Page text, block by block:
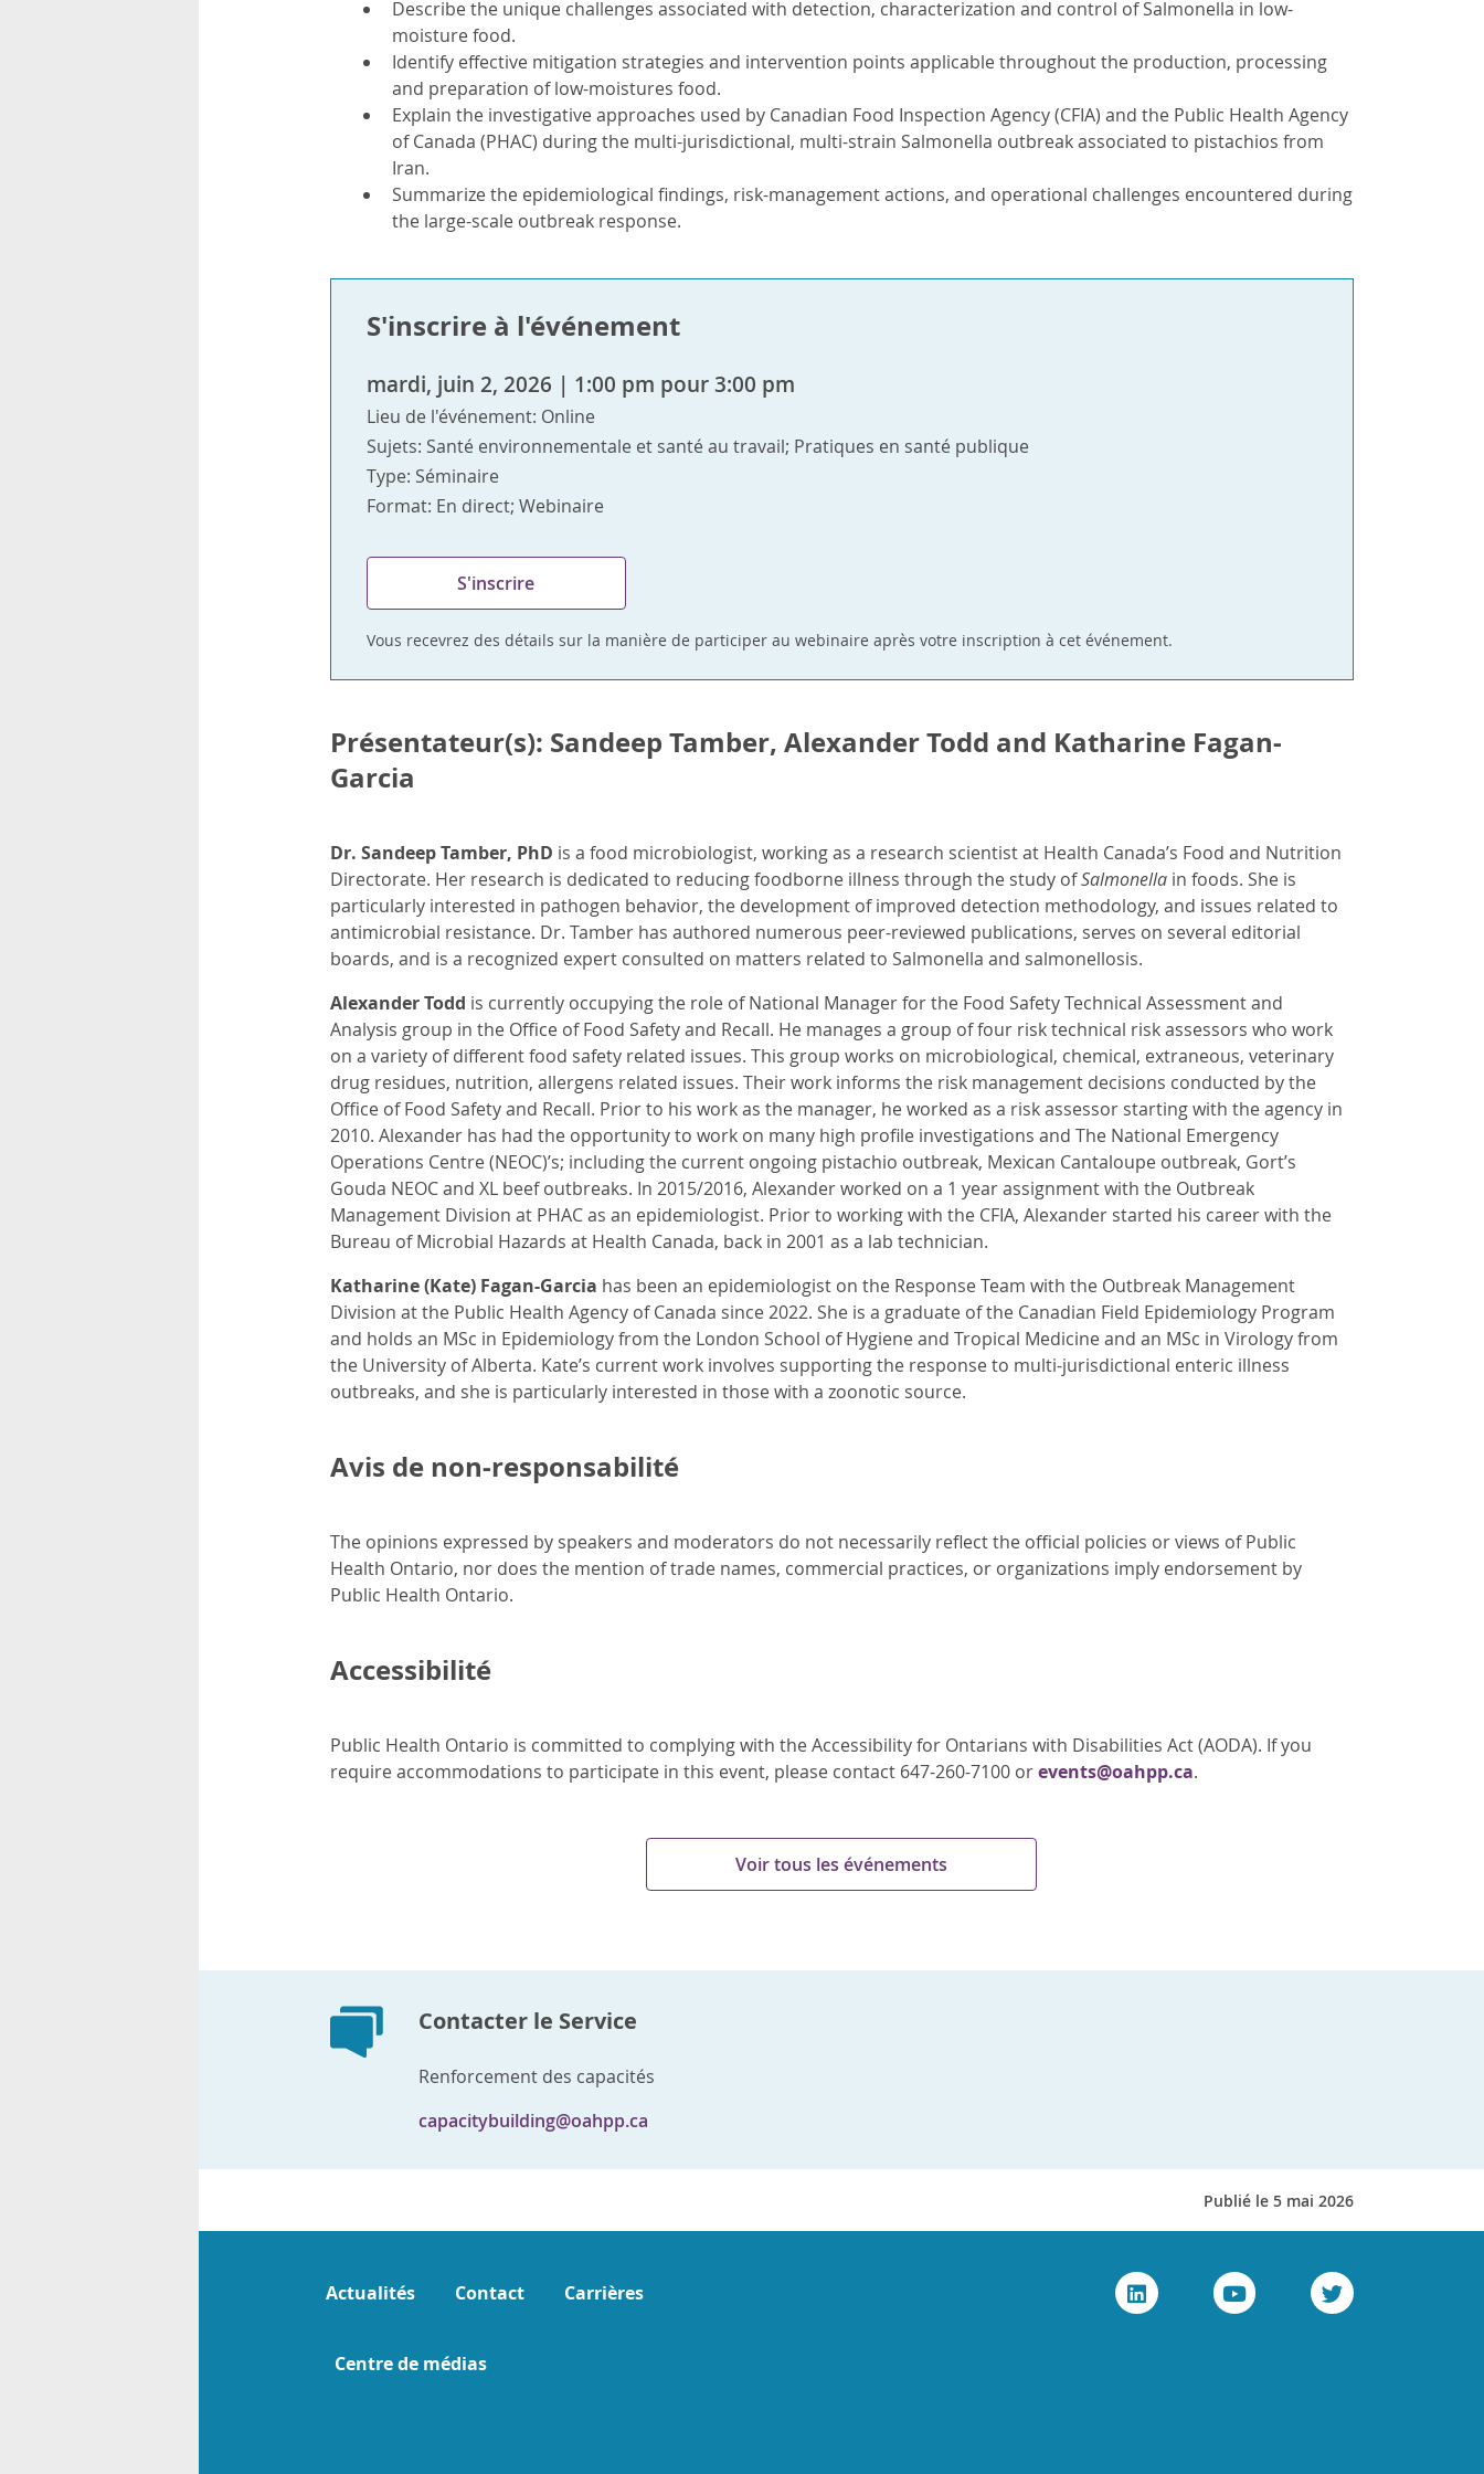
Describe the unique challenges associated with detection, characterization and control of Salmonella in low-
moisture food.
Identify effective mitigation strategies and intervention points applicable throughout the production, processing
and preparation of low-moistures food.
Explain the investigative approaches used by Canadian Food Inspection Agency (CFIA) and the Public Health Agency
of Canada (PHAC) during the multi-jurisdictional, multi-strain Salmonella outbreak associated to pistachios from
Iran.
Summarize the epidemiological findings, risk-management actions, and operational challenges encountered during
the large-scale outbreak response.
S'inscrire à l'événement
mardi, juin 2, 2026 | 1:00 pm pour 3:00 pm
Lieu de l'événement: Online
Sujets: Santé environnementale et santé au travail; Pratiques en santé publique
Type: Séminaire
Format: En direct; Webinaire
S'inscrire
Vous recevrez des détails sur la manière de participer au webinaire après votre inscription à cet événement.
Présentateur(s): Sandeep Tamber, Alexander Todd and Katharine Fagan-
Garcia
Dr. Sandeep Tamber, PhD is a food microbiologist, working as a research scientist at Health Canada’s Food and Nutrition
Directorate. Her research is dedicated to reducing foodborne illness through the study ofSalmonella in foods. She is
particularly interested in pathogen behavior, the development of improved detection methodology, and issues related to
antimicrobial resistance. Dr. Tamber has authored numerous peer-reviewed publications, serves on several editorial
boards, and is a recognized expert consulted on matters related to Salmonella and salmonellosis.
Alexander Todd is currently occupying the role of National Manager for the Food Safety Technical Assessment and
Analysis group in the Office of Food Safety and Recall. He manages a group of four risk technical risk assessors who work
on a variety of different food safety related issues. This group works on microbiological, chemical, extraneous, veterinary
drug residues, nutrition, allergens related issues. Their work informs the risk management decisions conducted by the
Office of Food Safety and Recall. Prior to his work as the manager, he worked as a risk assessor starting with the agency in
2010. Alexander has had the opportunity to work on many high profile investigations and The National Emergency
Operations Centre (NEOC)’s; including the current ongoing pistachio outbreak, Mexican Cantaloupe outbreak, Gort’s
Gouda NEOC and XL beef outbreaks. In 2015/2016, Alexander worked on a 1 year assignment with the Outbreak
Management Division at PHAC as an epidemiologist. Prior to working with the CFIA, Alexander started his career with the
Bureau of Microbial Hazards at Health Canada, back in 2001 as a lab technician.
Katharine (Kate) Fagan-Garcia has been an epidemiologist on the Response Team with the Outbreak Management
Division at the Public Health Agency of Canada since 2022. She is a graduate of the Canadian Field Epidemiology Program
and holds an MSc in Epidemiology from the London School of Hygiene and Tropical Medicine and an MSc in Virology from
the University of Alberta. Kate’s current work involves supporting the response to multi-jurisdictional enteric illness
outbreaks, and she is particularly interested in those with a zoonotic source.
Avis de non-responsabilité
The opinions expressed by speakers and moderators do not necessarily reflect the official policies or views of Public
Health Ontario, nor does the mention of trade names, commercial practices, or organizations imply endorsement by
Public Health Ontario.
Accessibilité
Public Health Ontario is committed to complying with the Accessibility for Ontarians with Disabilities Act (AODA). If you
require accommodations to participate in this event, please contact 647-260-7100 orevents@oahpp.ca.
Voir tous les événements
Contacter le Service
Renforcement des capacités
capacitybuilding@oahpp.ca
Publié le 5 mai 2026
Actualités Contact Carrières
Centre de médias